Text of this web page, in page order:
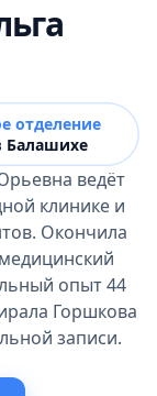
отделение
Балашихе
ведёт
клинике и
Окончила
опыт 44
Горшкова
записи.